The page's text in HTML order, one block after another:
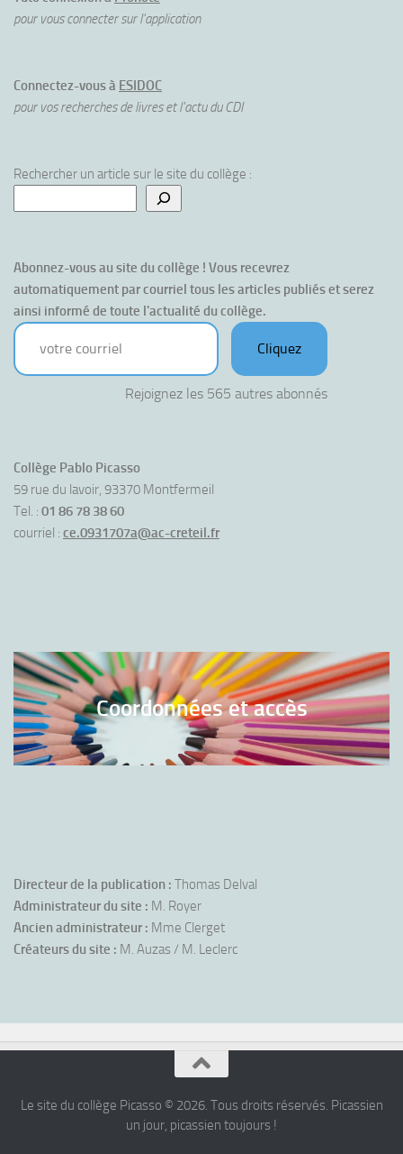
pour vous connecter sur l'application
Connectez-vous à ESIDOC
pour vos recherches de livres et l'actu du CDI
Rechercher un article sur le site du collège :
Abonnez-vous au site du collège ! Vous recevrez
automatiquement par courriel tous les articles publiés et serez
ainsi informé de toute l'actualité du collège.
votre courriel
Cliquez
Rejoignez les 565 autres abonnés
Collège Pablo Picasso
59 rue du lavoir, 93370 Montfermeil
Tel. : 01 86 78 38 60
courriel : ce.0931707a@ac-creteil.fr
Coordonnées et accès
Directeur de la publication : Thomas Delval
Administrateur du site : M. Royer
Ancien administrateur : Mme Clerget
Créateurs du site : M. Auzas / M. Leclerc
Le site du collège Picasso © 2026. Tous droits réservés. Picassien
un jour, picassien toujours !